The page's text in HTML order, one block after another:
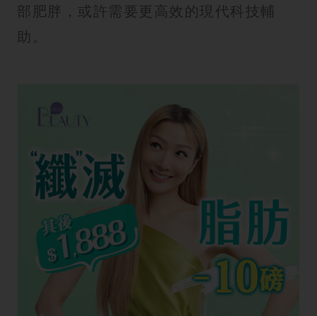
部肥胖，或許需要更高效的現代科技輔
助。